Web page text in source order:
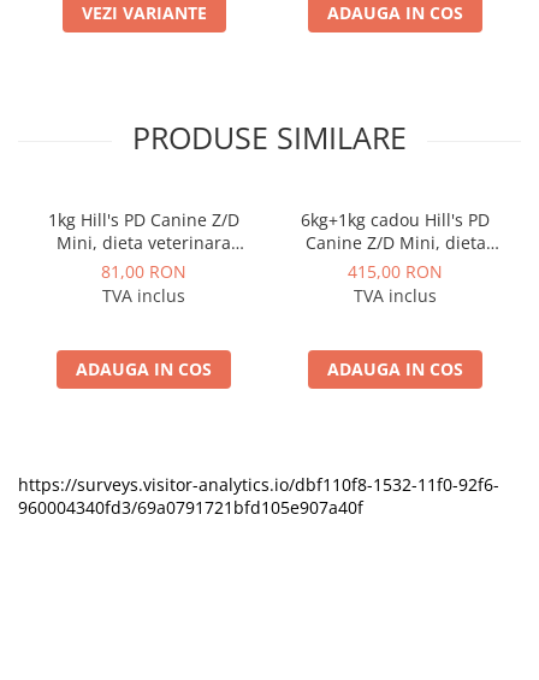
VEZI VARIANTE ADAUGA IN COS
PRODUSE SIMILARE
1kg Hill's PD Canine Z/D
Mini, dieta veterinara
pentru caini cu probleme
dermatologice
81,00 RON
TVA inclus
ADAUGA IN COS
6kg+1kg cadou Hill's PD
Canine Z/D Mini, dieta
veterinara pentru caini cu
probleme dermatologice
415,00 RON
TVA inclus
ADAUGA IN COS
https://surveys.visitor-analytics.io/dbf110f8-1532-11f0-92f6-
960004340fd3/69a0791721bfd105e907a40f